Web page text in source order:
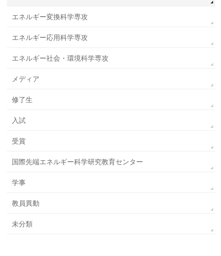
エネルギー変換科学専攻
エネルギー応用科学専攻
エネルギー社会・環境科学専攻
メディア
修了生
入試
受賞
国際先端エネルギー科学研究教育センター
学事
教員異動
未分類